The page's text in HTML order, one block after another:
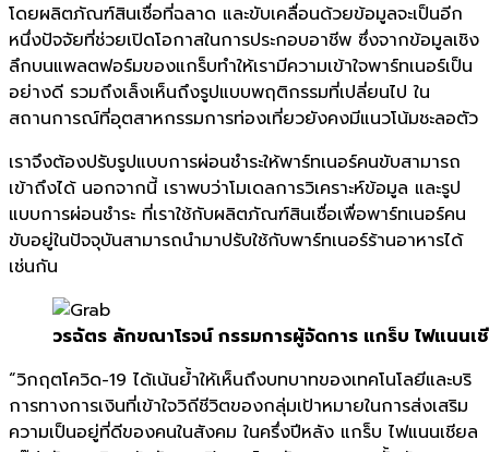
โดยผลิตภัณฑ์สินเชื่อที่ฉลาด และขับเคลื่อนด้วยข้อมูลจะเป็นอีก
หนึ่งปัจจัยที่ช่วยเปิดโอกาสในการประกอบอาชีพ ซึ่งจากข้อมูลเชิง
ลึกบนแพลตฟอร์มของแกร็บทำให้เรามีความเข้าใจพาร์ทเนอร์เป็น
อย่างดี รวมถึงเล็งเห็นถึงรูปแบบพฤติกรรมที่เปลี่ยนไป ใน
สถานการณ์ที่อุตสาหกรรมการท่องเที่ยวยังคงมีแนวโน้มชะลอตัว
เราจึงต้องปรับรูปแบบการผ่อนชำระให้พาร์ทเนอร์คนขับสามารถ
เข้าถึงได้ นอกจากนี้ เราพบว่าโมเดลการวิเคราะห์ข้อมูล และรูป
แบบการผ่อนชำระ ที่เราใช้กับผลิตภัณฑ์สินเชื่อเพื่อพาร์ทเนอร์คน
ขับอยู่ในปัจจุบันสามารถนำมาปรับใช้กับพาร์ทเนอร์ร้านอาหารได้
เช่นกัน
วรฉัตร ลักขณาโรจน์ กรรมการผู้จัดการ แกร็บ ไฟแนนเ
“วิกฤตโควิด-19 ได้เน้นย้ำให้เห็นถึงบทบาทของเทคโนโลยีและบริ
การทางการเงินที่เข้าใจวิถีชีวิตของกลุ่มเป้าหมายในการส่งเสริม
ความเป็นอยู่ที่ดีของคนในสังคม ในครึ่งปีหลัง แกร็บ ไฟแนนเชียล